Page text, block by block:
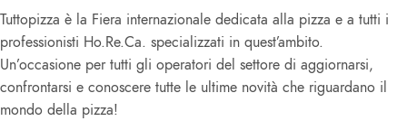
Tuttopizza è la Fiera internazionale dedicata alla pizza e a tutti i
professionisti Ho.Re.Ca. specializzati in quest’ambito.
Un’occasione per tutti gli operatori del settore di aggiornarsi,
confrontarsi e conoscere tutte le ultime novità che riguardano il
mondo della pizza!